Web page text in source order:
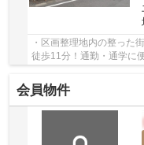
・区画整理地内の整った
徒歩11分！通勤・通学に
会員物件